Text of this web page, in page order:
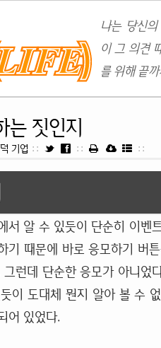
나는 당신
이 그 의견
를 위해 끝
는 짓인지
기업 :: :: ::
서 알 수 있듯이 단순히 이벤
기 때문에 바로 응모하기 버
그런데 단순한 응모가 아니었
이 도대체 뭔지 알아 볼 수
어 있었다.